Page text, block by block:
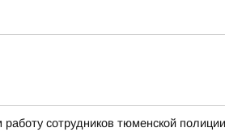
сотрудников тюменской